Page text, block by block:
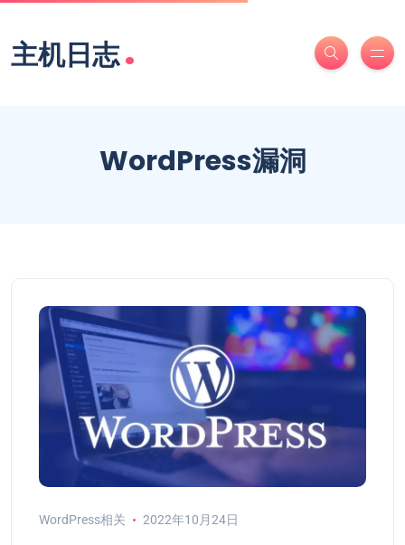
主机日志.
WordPress漏洞
WordPress相关 2022年10月24日